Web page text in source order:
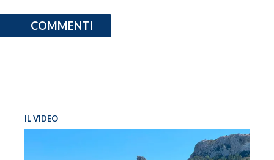
COMMENTI
IL VIDEO